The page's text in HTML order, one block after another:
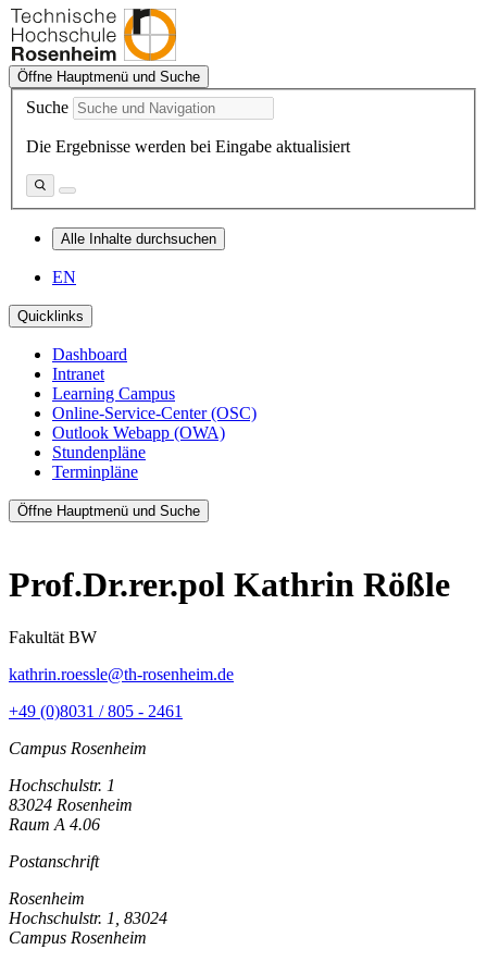
Öffne Hauptmenü und Suche
Suche
Die Ergebnisse werden bei Eingabe aktualisiert
Alle Inhalte durchsuchen
EN
Quicklinks
Dashboard
Intranet
Learning Campus
Online-Service-Center (OSC)
Outlook Webapp (OWA)
Stundenpläne
Terminpläne
Öffne Hauptmenü und Suche
Prof.Dr.rer.pol Kathrin Rößle
Fakultät BW
kathrin.roessle@th-rosenheim.de
+49 (0)8031 / 805 - 2461
Campus Rosenheim
Hochschulstr. 1
83024 Rosenheim
Raum A 4.06
Postanschrift
Rosenheim
Hochschulstr. 1, 83024
Campus Rosenheim